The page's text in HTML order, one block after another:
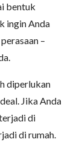
bentuk
ingin Anda
–
diperlukan
Jika Anda
di
di rumah.